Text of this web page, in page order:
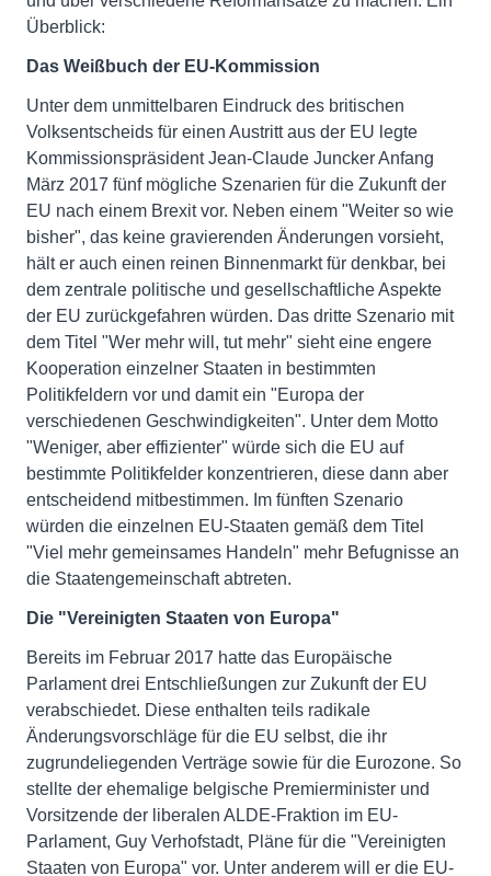
Überblick:
Das Weißbuch der EU-Kommission
Unter dem unmittelbaren Eindruck des britischen
Volksentscheids für einen Austritt aus der EU legte
Kommissionspräsident Jean-Claude Juncker Anfang
März 2017 fünf mögliche Szenarien für die Zukunft der
EU nach einem Brexit vor. Neben einem "Weiter so wie
bisher", das keine gravierenden Änderungen vorsieht,
hält er auch einen reinen Binnenmarkt für denkbar, bei
dem zentrale politische und gesellschaftliche Aspekte
der EU zurückgefahren würden. Das dritte Szenario mit
dem Titel "Wer mehr will, tut mehr" sieht eine engere
Kooperation einzelner Staaten in bestimmten
Politikfeldern vor und damit ein "Europa der
verschiedenen Geschwindigkeiten". Unter dem Motto
"Weniger, aber effizienter" würde sich die EU auf
bestimmte Politikfelder konzentrieren, diese dann aber
entscheidend mitbestimmen. Im fünften Szenario
würden die einzelnen EU-Staaten gemäß dem Titel
"Viel mehr gemeinsames Handeln" mehr Befugnisse an
die Staatengemeinschaft abtreten.
Die "Vereinigten Staaten von Europa"
Bereits im Februar 2017 hatte das Europäische
Parlament drei Entschließungen zur Zukunft der EU
verabschiedet. Diese enthalten teils radikale
Änderungsvorschläge für die EU selbst, die ihr
zugrundeliegenden Verträge sowie für die Eurozone. So
stellte der ehemalige belgische Premierminister und
Vorsitzende der liberalen ALDE-Fraktion im EU-
Parlament, Guy Verhofstadt, Pläne für die "Vereinigten
Staaten von Europa" vor. Unter anderem will er die EU-